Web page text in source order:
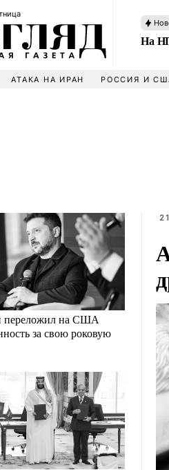
На
АТАКА НА ИРАН РОССИЯ И
переложил на США
за свою роковую